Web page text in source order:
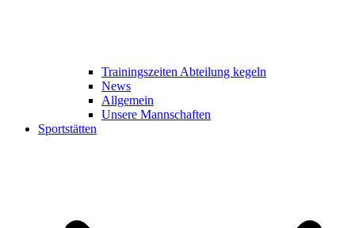
Trainingszeiten Abteilung kegeln
News
Allgemein
Unsere Mannschaften
Sportstätten